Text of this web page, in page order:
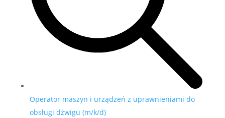
Operator maszyn i urządzeń z uprawnieniami do
obsługi dźwigu (m/k/d)